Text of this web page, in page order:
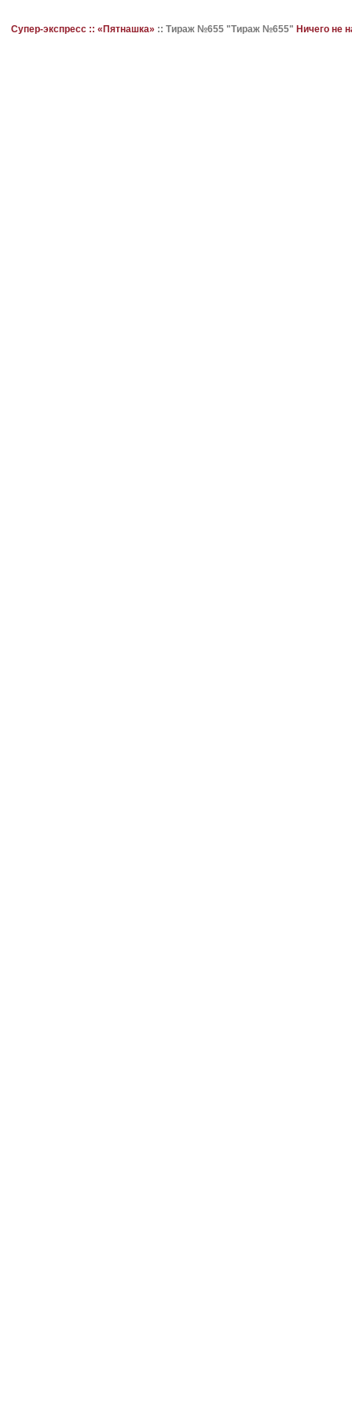
Супер-экспресс :: «Пятнашка» :: Тираж №655 "Тираж №655" Ничего не